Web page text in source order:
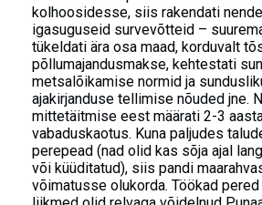
kolhoosidesse, siis rakendati
igasuguseid survevõtteid –
tükeldati ära osa maad, korduvalt
põllumajandusmakse, kehtestati
metsalõikamise normid ja
ajakirjanduse tellimise nõuded jne.
mittetäitmise eest määrati 2-3
vabaduskaotus. Kuna paljudes
perepead (nad olid kas sõja ajal
või küüditatud), siis pandi
võimatusse olukorda. Töökad